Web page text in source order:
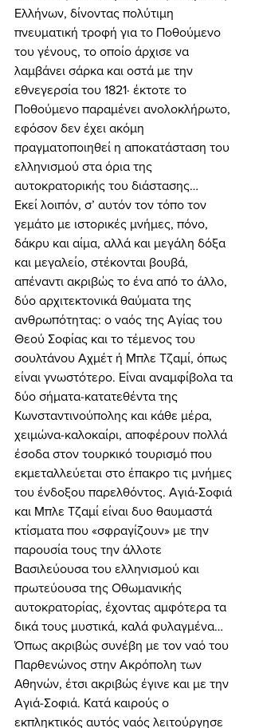
Ελλήνων, δίνοντας πολύτιμη
πνευματική τροφή για το Ποθούμενο
του γένους, το οποίο άρχισε να
λαμβάνει σάρκα και οστά με την
εθνεγερσία του 1821· έκτοτε το
Ποθούμενο παραμένει ανολοκλήρωτο,
εφόσον δεν έχει ακόμη
πραγματοποιηθεί η αποκατάσταση του
ελληνισμού στα όρια της
αυτοκρατορικής του διάστασης…
Εκεί λοιπόν, σ’ αυτόν τον τόπο τον
γεμάτο με ιστορικές μνήμες, πόνο,
δάκρυ και αίμα, αλλά και μεγάλη δόξα
και μεγαλείο, στέκονται βουβά,
απέναντι ακριβώς το ένα από το άλλο,
δύο αρχιτεκτονικά θαύματα της
ανθρωπότητας: ο ναός της Αγίας του
Θεού Σοφίας και το τέμενος του
σουλτάνου Αχμέτ ή Μπλε Τζαμί, όπως
είναι γνωστότερο. Είναι αναμφίβολα τα
δύο σήματα-κατατεθέντα της
Κωνσταντινούπολης και κάθε μέρα,
χειμώνα-καλοκαίρι, αποφέρουν πολλά
έσοδα στον τουρκικό τουρισμό που
εκμεταλλεύεται στο έπακρο τις μνήμες
του ένδοξου παρελθόντος. Αγιά-Σοφιά
και Μπλε Τζαμί είναι δυο θαυμαστά
κτίσματα που «σφραγίζουν» με την
παρουσία τους την άλλοτε
Βασιλεύουσα του ελληνισμού και
πρωτεύουσα της Οθωμανικής
αυτοκρατορίας, έχοντας αμφότερα τα
δικά τους μυστικά, καλά φυλαγμένα…
Όπως ακριβώς συνέβη με τον ναό του
Παρθενώνος στην Ακρόπολη των
Αθηνών, έτσι ακριβώς έγινε και με την
Αγιά-Σοφιά. Κατά καιρούς ο
εκπληκτικός αυτός ναός λειτούργησε